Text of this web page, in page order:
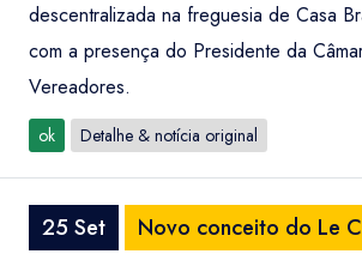
descentralizada na freguesia de Casa
com a presença do Presidente da
Vereadores.
ok Detalhe & notícia original
25 Set
Novo conceito do Le